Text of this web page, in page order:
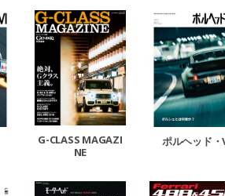
G-CLASS MAGAZI
NE
ポルヘッド・